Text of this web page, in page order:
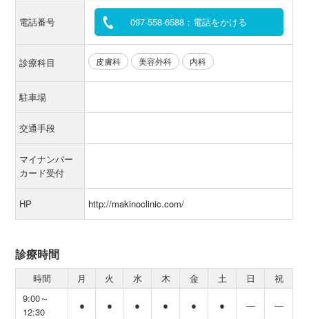
電話番号 097-558-6588：電話をかける
診療科目 皮膚科 美容外科 内科
駐車場
交通手段
マイナンバー
カード受付
HP http://makinoclinic.com/
診療時間
時間 月 火 水 木 金 土 日
祝
9:00～
12:30
● ● ● ● ● ● ― ―